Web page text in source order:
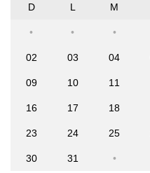
D L M
02 03 04
09 10 11
16 17 18
23 24 25
30 31